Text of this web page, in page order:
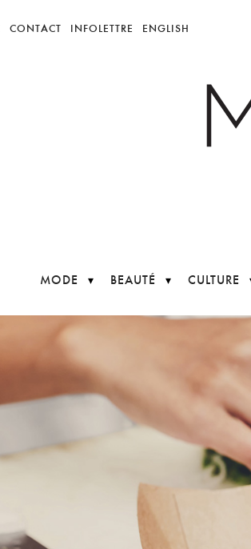
CONTACT INFOLETTRE ENGLISH
MODE BEAUTÉ CULTURE